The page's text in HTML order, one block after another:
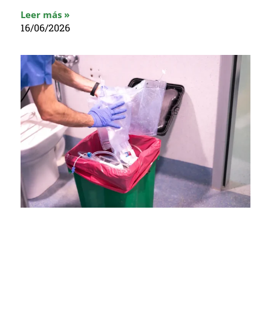
Leer más »
16/06/2026